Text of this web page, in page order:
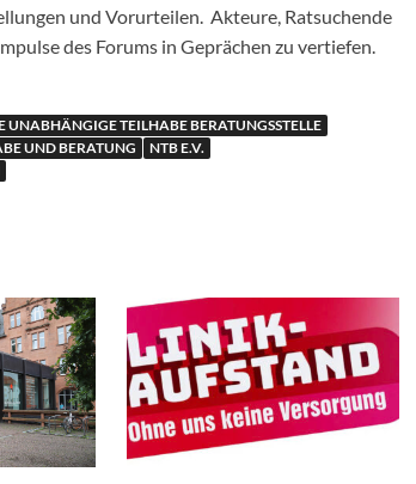
und Vorurteilen. Akteure, Ratsuchende
des Forums in Geprächen zu vertiefen.
UNABHÄNGIGE TEILHABE BERATUNGSSTELLE
UND BERATUNG
NTB E.V.